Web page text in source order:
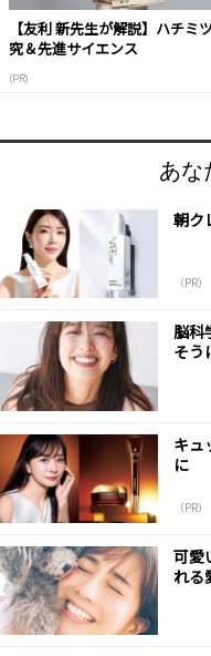
【友利 新先生が解説】ハチミ
究＆先進サイエンス
(PR)
あな
朝ク
（PR）
脳科
そう
キュ
に
（PR）
可愛
れる